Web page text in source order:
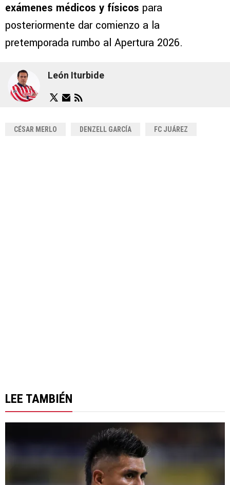
exámenes médicos y físicos para
posteriormente dar comienzo a la
pretemporada rumbo al Apertura 2026.
León Iturbide
CÉSAR MERLO DENZELL GARCÍA FC JUÁREZ
LEE TAMBIÉN